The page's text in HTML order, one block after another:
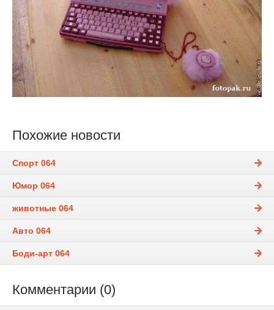
Похожие новости
Спорт 064
Юмор 064
животные 064
Авто 064
Боди-арт 064
Комментарии (0)